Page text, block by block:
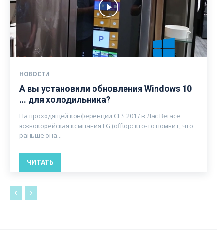
НОВОСТИ
А вы установили обновления Windows 10
… для холодильника?
На проходящей конференции CES 2017 в Лас Вегасе
южнокорейская компания LG (offtop: кто-то помнит, что
раньше она...
ЧИТАТЬ